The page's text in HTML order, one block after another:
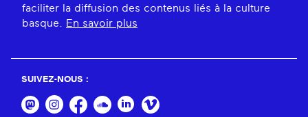
faciliter la diffusion des contenus liés à la culture
basque. En savoir plus
SUIVEZ-NOUS :